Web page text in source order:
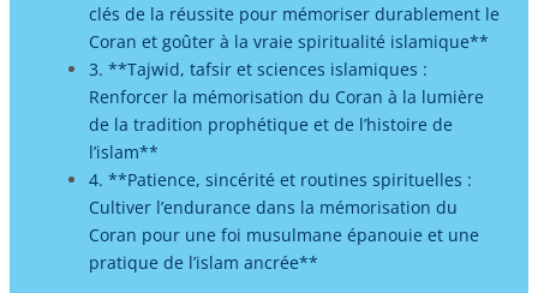
clés de la réussite pour mémoriser durablement le
Coran et goûter à la vraie spiritualité islamique**
3. **Tajwid, tafsir et sciences islamiques :
Renforcer la mémorisation du Coran à la lumière
de la tradition prophétique et de l’histoire de
l’islam**
4. **Patience, sincérité et routines spirituelles :
Cultiver l’endurance dans la mémorisation du
Coran pour une foi musulmane épanouie et une
pratique de l’islam ancrée**